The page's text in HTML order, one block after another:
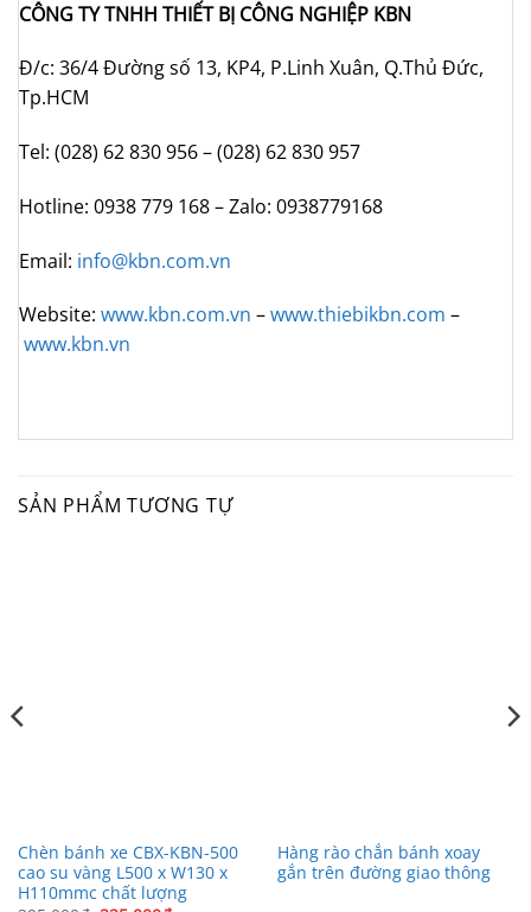
CÔNG TY TNHH THIẾT BỊ CÔNG NGHIỆP KBN
Đ/c: 36/4 Đường số 13, KP4, P.Linh Xuân, Q.Thủ Đức,
Tp.HCM
Tel: (028) 62 830 956 – (028) 62 830 957
Hotline: 0938 779 168 – Zalo: 0938779168
Email: info@kbn.com.vn
Website: www.kbn.com.vn –www.thiebikbn.com –
www.kbn.vn
SẢN PHẨM TƯƠNG TỰ
Chèn bánh xe CBX-KBN-500
cao su vàng L500 x W130 x
H110mmc chất lượng
Hàng rào chắn bánh xoay
gắn trên đường giao thông